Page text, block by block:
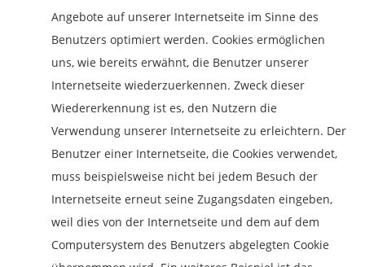
Angebote auf unserer Internetseite im Sinne des
Benutzers optimiert werden. Cookies ermöglichen
uns, wie bereits erwähnt, die Benutzer unserer
Internetseite wiederzuerkennen. Zweck dieser
Wiedererkennung ist es, den Nutzern die
Verwendung unserer Internetseite zu erleichtern. Der
Benutzer einer Internetseite, die Cookies verwendet,
muss beispielsweise nicht bei jedem Besuch der
Internetseite erneut seine Zugangsdaten eingeben,
weil dies von der Internetseite und dem auf dem
Computersystem des Benutzers abgelegten Cookie